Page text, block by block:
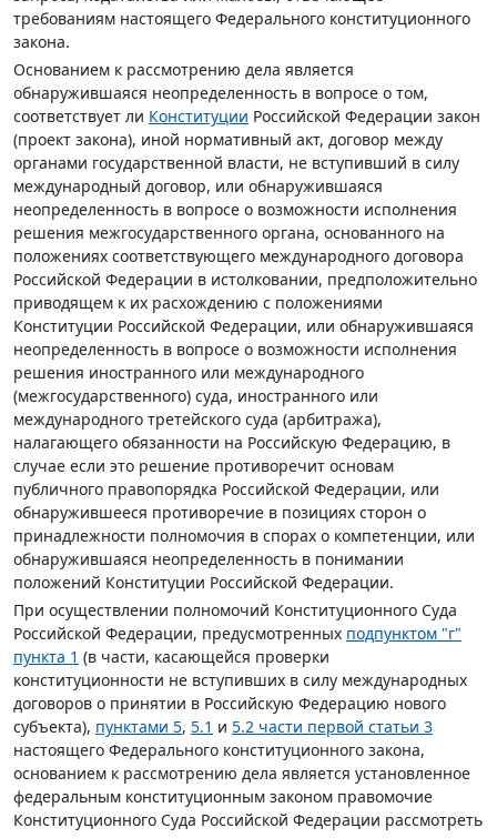
требованиям настоящего Федерального конституционного
закона.
Основанием к рассмотрению дела является
обнаружившаяся неопределенность в вопросе о том,
соответствует ли Конституции Российской Федерации закон
(проект закона), иной нормативный акт, договор между
органами государственной власти, не вступивший в силу
международный договор, или обнаружившаяся
неопределенность в вопросе о возможности исполнения
решения межгосударственного органа, основанного на
положениях соответствующего международного договора
Российской Федерации в истолковании, предположительно
приводящем к их расхождению с положениями
Конституции Российской Федерации, или обнаружившаяся
неопределенность в вопросе о возможности исполнения
решения иностранного или международного
(межгосударственного) суда, иностранного или
международного третейского суда (арбитража),
налагающего обязанности на Российскую Федерацию, в
случае если это решение противоречит основам
публичного правопорядка Российской Федерации, или
обнаружившееся противоречие в позициях сторон о
принадлежности полномочия в спорах о компетенции, или
обнаружившаяся неопределенность в понимании
положений Конституции Российской Федерации.
При осуществлении полномочий Конституционного Суда
Российской Федерации, предусмотренных подпунктом "г"
пункта 1 (в части, касающейся проверки
конституционности не вступивших в силу международных
договоров о принятии в Российскую Федерацию нового
субъекта), пунктами 5, 5.1 и 5.2 части первой статьи 3
настоящего Федерального конституционного закона,
основанием к рассмотрению дела является установленное
федеральным конституционным законом правомочие
Конституционного Суда Российской Федерации рассмотреть